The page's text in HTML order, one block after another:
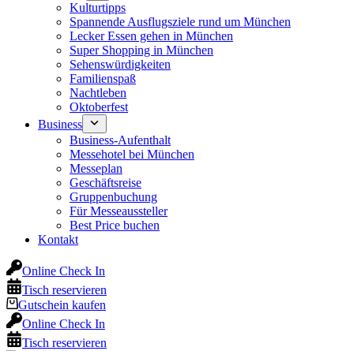
Kulturtipps
Spannende Ausflugsziele rund um München
Lecker Essen gehen in München
Super Shopping in München
Sehenswürdigkeiten
Familienspaß
Nachtleben
Oktoberfest
Business
Business-Aufenthalt
Messehotel bei München
Messeplan
Geschäftsreise
Gruppenbuchung
Für Messeaussteller
Best Price buchen
Kontakt
Online Check In
Tisch reservieren
Gutschein kaufen
Online Check In
Tisch reservieren